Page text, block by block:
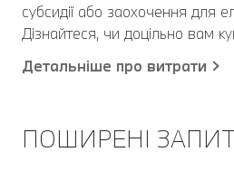
субсидії або заохочення для
Дізнайтеся, чи доцільно вам
Детальніше про витрати
ПОШИРЕНІ